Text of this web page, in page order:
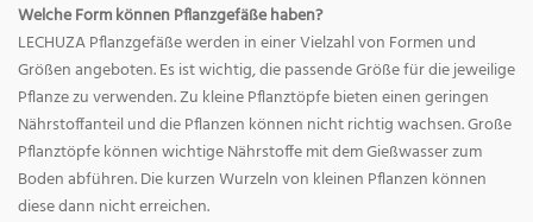
Welche Form können Pflanzgefäße haben?
LECHUZA Pflanzgefäße werden in einer Vielzahl von Formen und
Größen angeboten. Es ist wichtig, die passende Größe für die jeweilige
Pflanze zu verwenden. Zu kleine Pflanztöpfe bieten einen geringen
Nährstoffanteil und die Pflanzen können nicht richtig wachsen. Große
Pflanztöpfe können wichtige Nährstoffe mit dem Gießwasser zum
Boden abführen. Die kurzen Wurzeln von kleinen Pflanzen können
diese dann nicht erreichen.